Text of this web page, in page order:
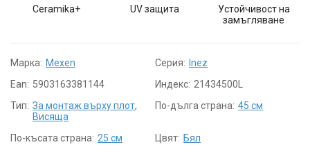
Ceramika+ UV защита
Устойчивост на
замъгляване
Марка: Mexen Серия: Inez
Ean: 5903163381144 Индекс: 21434500L
Тип: За монтаж върху плот,
Висяща
По-дълга страна: 45 см
По-късата страна: 25 см Цвят: Бял